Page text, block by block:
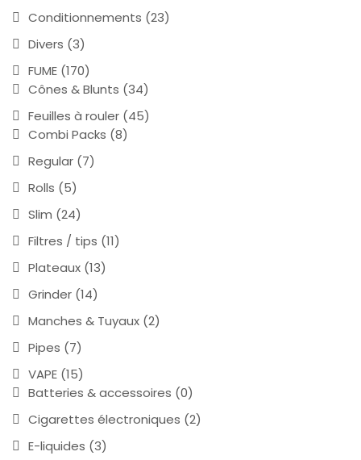
Conditionnements (23)
Divers (3)
FUME (170)
Cônes & Blunts (34)
Feuilles à rouler (45)
Combi Packs (8)
Regular (7)
Rolls (5)
Slim (24)
Filtres / tips (11)
Plateaux (13)
Grinder (14)
Manches & Tuyaux (2)
Pipes (7)
VAPE (15)
Batteries & accessoires (0)
Cigarettes électroniques (2)
E-liquides (3)